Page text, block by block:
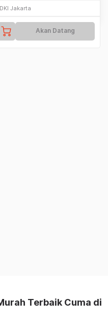
DKI Jakarta
Akan Datang
Terbaik Cuma di